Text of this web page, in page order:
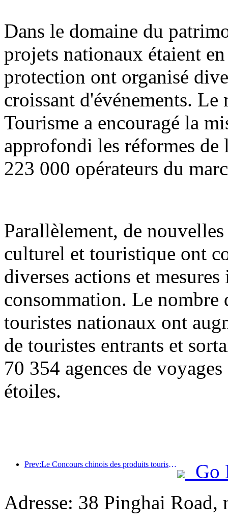
Dans le domaine du
projets nationaux étaient
protection ont organisé
croissant d'événements.
Tourisme a encouragé la
approfondi les réformes
223 000 opérateurs du
Parallèlement, de
culturel et touristique ont
diverses actions et
consommation. Le nombre
touristes nationaux ont
de touristes entrants et
70 354 agences de
étoiles.
Prev:Le Concours chinois des produits touristiques s'est tenu avec succès à Xiangtan, dans le Hunan.
Go
Adresse: 38 Pinghai Road,